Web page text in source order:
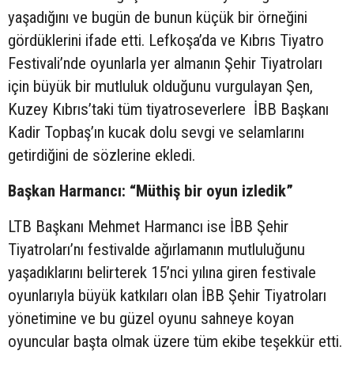
yaşadığını ve bugün de bunun küçük bir örneğini
gördüklerini ifade etti. Lefkoşa’da ve Kıbrıs Tiyatro
Festivali’nde oyunlarla yer almanın Şehir Tiyatroları
için büyük bir mutluluk olduğunu vurgulayan Şen,
Kuzey Kıbrıs’taki tüm tiyatroseverlere İBB Başkanı
Kadir Topbaş’ın kucak dolu sevgi ve selamlarını
getirdiğini de sözlerine ekledi.
Başkan Harmancı: “Müthiş bir oyun izledik”
LTB Başkanı Mehmet Harmancı ise İBB Şehir
Tiyatroları’nı festivalde ağırlamanın mutluluğunu
yaşadıklarını belirterek 15’nci yılına giren festivale
oyunlarıyla büyük katkıları olan İBB Şehir Tiyatroları
yönetimine ve bu güzel oyunu sahneye koyan
oyuncular başta olmak üzere tüm ekibe teşekkür etti.